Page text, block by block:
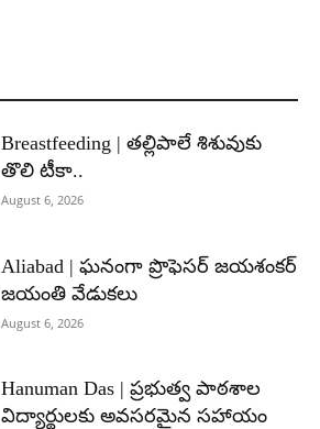
Breastfeeding | తల్లిపాలే శిశువుకు
తొలి టీకా..
August 6, 2026
Aliabad | ఘనంగా ప్రొఫెసర్ జయశంకర్
జయంతి వేడుకలు
August 6, 2026
Hanuman Das | ప్రభుత్వ పాఠశాల
విద్యార్థులకు అవసరమైన సహాయం